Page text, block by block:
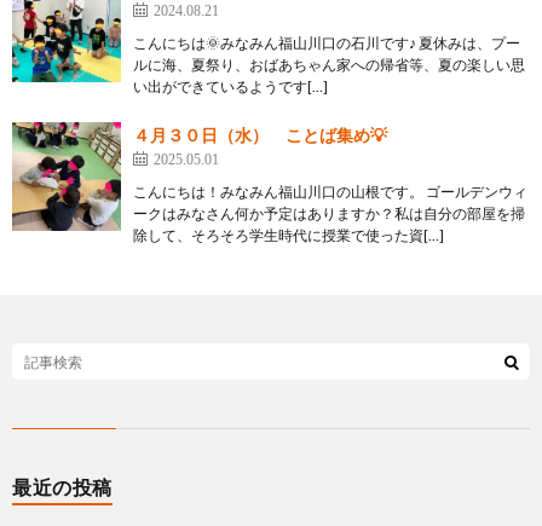
2024.08.21
こんにちは🌞みなみん福山川口の石川です♪ 夏休みは、プー
ルに海、夏祭り、おばあちゃん家への帰省等、夏の楽しい思
い出ができているようです[…]
４月３０日（水） ことば集め💡
2025.05.01
こんにちは！みなみん福山川口の山根です。 ゴールデンウィ
ークはみなさん何か予定はありますか？私は自分の部屋を掃
除して、そろそろ学生時代に授業で使った資[…]
最近の投稿